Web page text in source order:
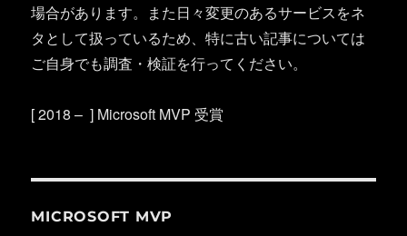
場合があります。また日々変更のあるサービスをネ
タとして扱っているため、特に古い記事については
ご自身でも調査・検証を行ってください。
[ 2018 – ] Microsoft MVP 受賞
MICROSOFT MVP